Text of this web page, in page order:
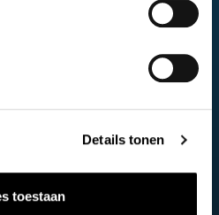
Details tonen
toestaan
Android Auto™ en Apple
en meeslepende Bose® audio.
het comfort en het vertrouwen